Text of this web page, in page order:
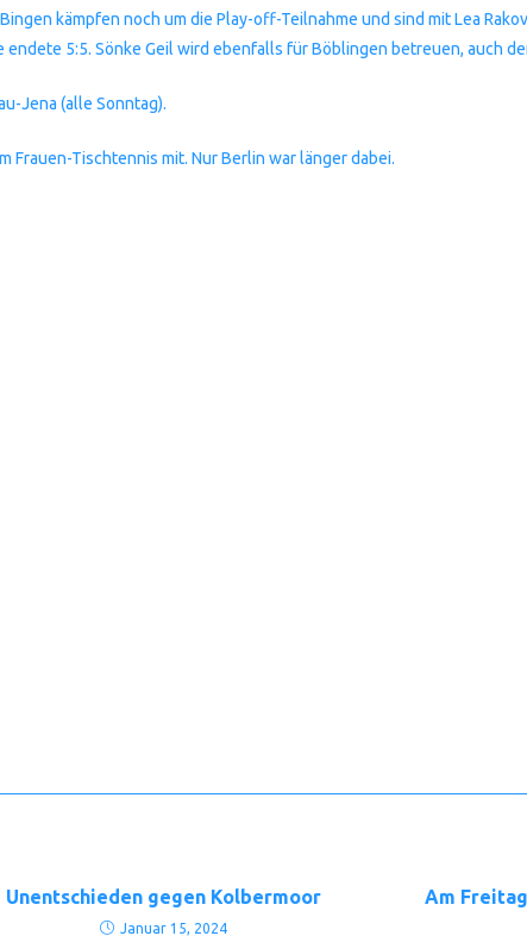
kämpfen noch um die Play-off-Teilnahme und sind mit Lea
5:5. Sönke Geil wird ebenfalls für Böblingen betreuen, auch
Jena (alle Sonntag).
Frauen-Tischtennis mit. Nur Berlin war länger dabei.
Unentschieden gegen Kolbermoor
Januar 15, 2024
Am